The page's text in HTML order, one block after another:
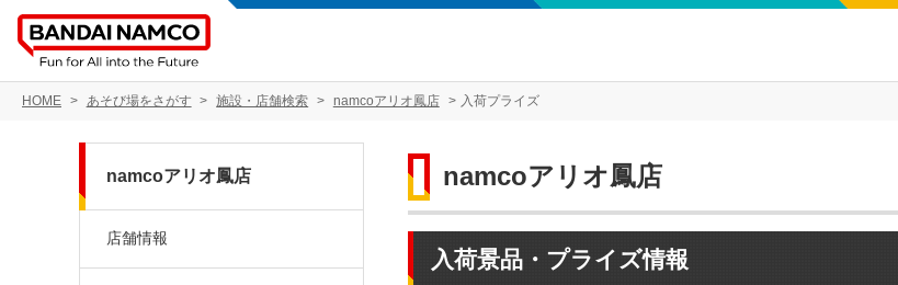
HOME あそび場をさがす 施設・店舗検索 namcoアリオ鳳店 入荷プライズ
namcoアリオ鳳店
入荷景品・プライズ情報
namcoアリオ鳳店
店舗情報